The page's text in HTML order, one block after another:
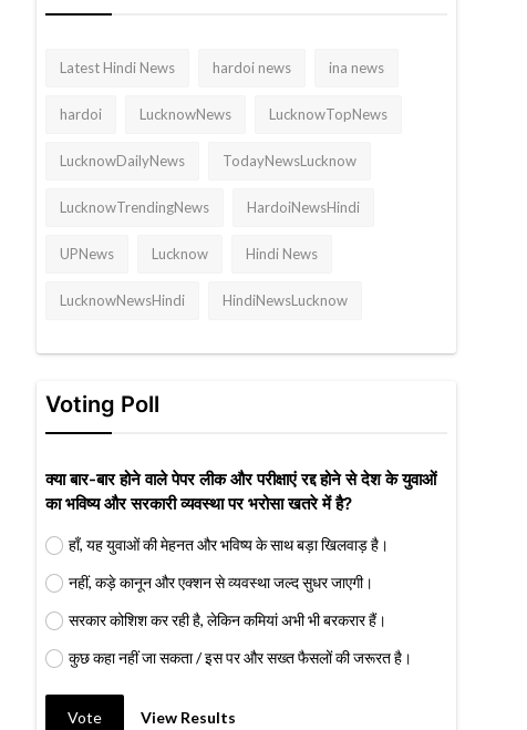
Latest Hindi News hardoi news ina news
hardoi LucknowNews LucknowTopNews
LucknowDailyNews TodayNewsLucknow
LucknowTrendingNews HardoiNewsHindi
UPNews Lucknow Hindi News
LucknowNewsHindi HindiNewsLucknow
Voting Poll
क्या बार-बार होने वाले पेपर लीक और परीक्षाएं रद्द होने से देश के युवाओं
का भविष्य और सरकारी व्यवस्था पर भरोसा खतरे में है?
हाँ, यह युवाओं की मेहनत और भविष्य के साथ बड़ा खिलवाड़ है।
नहीं, कड़े कानून और एक्शन से व्यवस्था जल्द सुधर जाएगी।
सरकार कोशिश कर रही है, लेकिन कमियां अभी भी बरकरार हैं।
कुछ कहा नहीं जा सकता / इस पर और सख्त फैसलों की जरूरत है।
Vote View Results